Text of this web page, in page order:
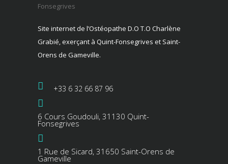
Site internet de l’Ostéopathe D.O T.O Charlène
Grabié, exerçant à Quint-Fonsegrives et Saint-
Orens de Gameville.
+33 6 32 66 87 96
6 Cours Goudouli, 31130 Quint-
Fonsegrives
1 Rue de Sicard, 31650 Saint-Orens de
Gameville